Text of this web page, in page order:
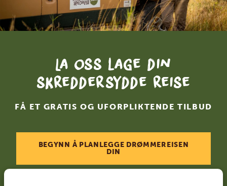
La oss lage din
skreddersydde reise
FÅ ET GRATIS OG UFORPLIKTENDE TILBUD
BEGYNN Å PLANLEGGE DRØMMEREISEN
DIN